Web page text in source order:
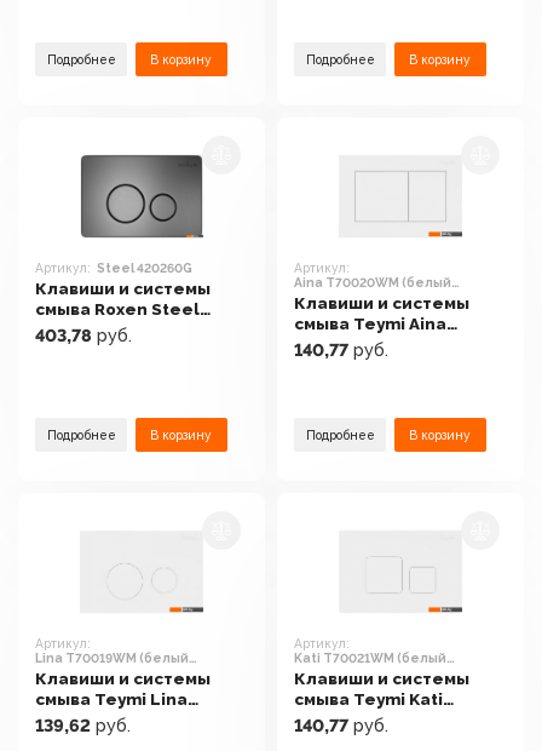
Подробнее В корзину Подробнее В корзину
Артикул: Steel 420260G
Клавиши и системы
смыва Roxen Steel
420260G
403,78 руб.
Подробнее В корзину
Артикул:
Aina T70020WM (белый
матовый)
Клавиши и системы
смыва Teymi Aina
T70020WM (белый
матовый)
140,77 руб.
Подробнее В корзину
Артикул:
Lina T70019WM (белый
матовый)
Клавиши и системы
смыва Teymi Lina
T70019WM (белый
матовый)
139,62 руб.
Артикул:
Kati T70021WM (белый
матовый)
Клавиши и системы
смыва Teymi Kati
T70021WM (белый
матовый)
140,77 руб.